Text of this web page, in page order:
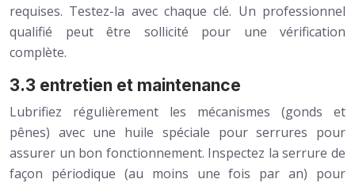
requises. Testez-la avec chaque clé. Un professionnel
qualifié peut être sollicité pour une vérification
complète.
3.3 entretien et maintenance
Lubrifiez régulièrement les mécanismes (gonds et
pênes) avec une huile spéciale pour serrures pour
assurer un bon fonctionnement. Inspectez la serrure de
façon périodique (au moins une fois par an) pour